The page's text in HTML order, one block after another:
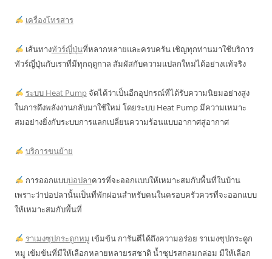
เครื่องโทรสาร
เส้นทางทัวร์ญี่ปุ่นที่หลากหลายและครบครัน เชิญทุกท่านมาใช้บริการ
ทัวร์ญี่ปุ่นกับเราที่มีทุกฤดูกาล สัมผัสกับความแปลกใหม่ได้อย่างแท้จริง
ระบบ Heat Pumpจัดได้ว่าเป็นอีกอุปกรณ์ที่ได้รับความนิยมอย่างสูง
ในการดึงพลังงานกลับมาใช้ใหม่ โดยระบบ Heat Pump มีความเหมาะ
สมอย่างยิ่งกับระบบการแลกเปลี่ยนความร้อนแบบอากาศสู่อากาศ
บริการขนย้าย
การออกแบบบ่อปลาควรที่จะออกแบบให้เหมาะสมกับพื้นที่ในบ้าน
เพราะว่าบ่อปลานั้นเป็นที่พักผ่อนสำหรับคนในครอบครัวควรที่จะออกแบบ
ให้เหมาะสมกับพื้นที่
ราเมงซุปกระดูกหมู เข้มข้น การันตีได้ถึงความอร่อย ราเมงซุปกระดูก
หมู เข้มข้นที่มีให้เลือกหลายหลายรสชาติ น้ำซุปรสกลมกล่อม มีให้เลือก